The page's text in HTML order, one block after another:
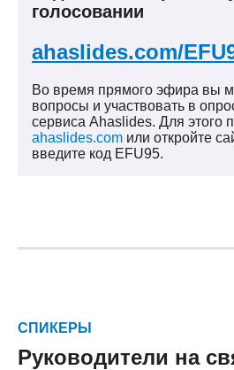
голосовании
ahaslides.com/
Во время прямого эфира вы
вопросы и участвовать в
сервиса Ahaslides. Для этого
ahaslides.com или откройте
введите код EFU95.
СПИКЕРЫ
Руководители на